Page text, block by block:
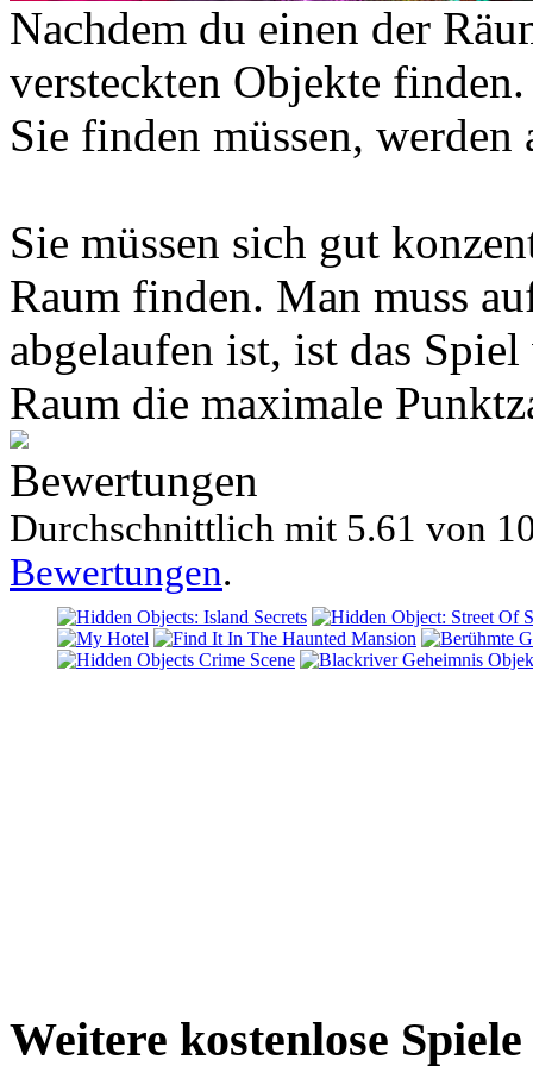
Nachdem du einen der
versteckten Objekte
Sie finden müssen,
Sie müssen sich gut
Raum finden. Man muss
abgelaufen ist, ist das
Raum die maximale
Bewertungen
Durchschnittlich mit 5.61 von
Bewertungen.
Weitere kostenlose